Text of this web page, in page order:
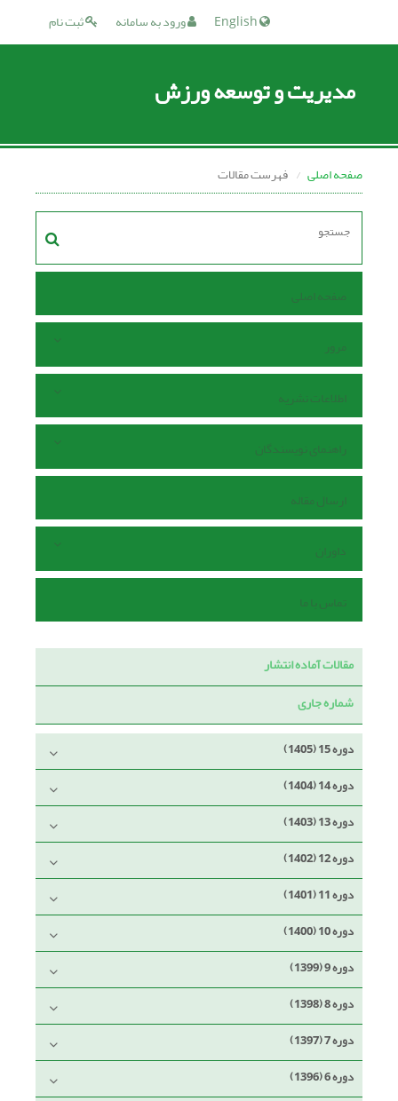
ثبت نام ورود به سامانه
مدیریت و توسعه ورزش
صفحه اصلی فهرست مقالات
صفحه اصلی
مرور
اطلاعات نشریه
راهنمای نویسندگان
ارسال مقاله
داوران
تماس با ما
مقالات آماده انتشار
شماره جاری
دوره 15 (1405)
دوره 14 (1404)
دوره 13 (1403)
دوره 12 (1402)
دوره 11 (1401)
دوره 10 (1400)
دوره 9 (1399)
دوره 8 (1398)
دوره 7 (1397)
دوره 6 (1396)